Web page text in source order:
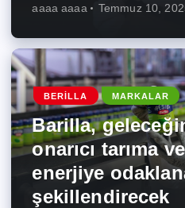
aaaa aaaa Temmuz 10,
BERILLA MARKALAR
Barilla,
onarıcı tarıma
enerjiye
şekillendirecek